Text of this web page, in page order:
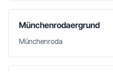
Münchenrodaergrund
Münchenroda